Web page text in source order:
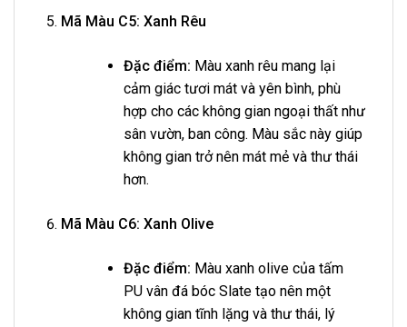
Mã Màu C5: Xanh Rêu
Đặc điểm: Màu xanh rêu mang lại
cảm giác tươi mát và yên bình, phù
hợp cho các không gian ngoại thất như
sân vườn, ban công. Màu sắc này giúp
không gian trở nên mát mẻ và thư thái
hơn.
Mã Màu C6: Xanh Olive
Đặc điểm: Màu xanh olive của tấm
PU vân đá bóc Slate tạo nên một
không gian tĩnh lặng và thư thái, lý